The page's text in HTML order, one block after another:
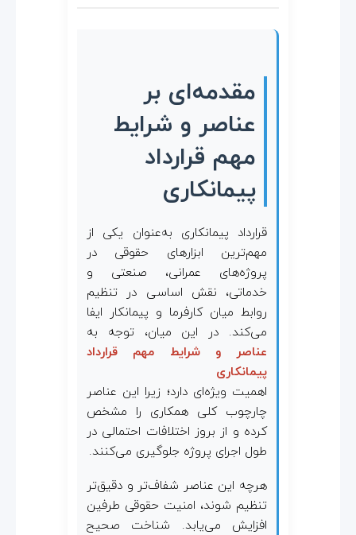
مقدمه‌ای بر
عناصر و شرایط
مهم قرارداد
پیمانکاری
قرارداد پیمانکاری به‌عنوان یکی از
مهم‌ترین ابزارهای حقوقی در
پروژه‌های عمرانی، صنعتی و
خدماتی، نقش اساسی در تنظیم
روابط میان کارفرما و پیمانکار ایفا
می‌کند. در این میان، توجه به
عناصر و شرایط مهم قرارداد
پیمانکاری
اهمیت ویژه‌ای دارد؛ زیرا این عناصر
چارچوب کلی همکاری را مشخص
کرده و از بروز اختلافات احتمالی در
طول اجرای پروژه جلوگیری می‌کنند.
هرچه این عناصر شفاف‌تر و دقیق‌تر
تنظیم شوند، امنیت حقوقی طرفین
افزایش می‌یابد. شناخت صحیح